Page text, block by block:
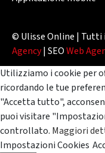
© Ulisse Online |
Agency| SEOWeb
Utilizziamo i cookie per
ricordando le tue
"Accetta tutto",
puoi visitare
controllato. Maggiori
Impostazioni Cookies